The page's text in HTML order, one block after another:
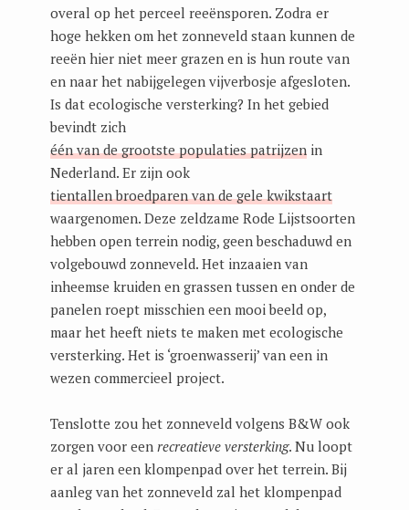
overal op het perceel reeënsporen. Zodra er
hoge hekken om het zonneveld staan kunnen de
reeën hier niet meer grazen en is hun route van
en naar het nabijgelegen vijverbosje afgesloten.
Is dat ecologische versterking? In het gebied
bevindt zich
één van de grootste populaties patrijzen in
Nederland. Er zijn ook
tientallen broedparen van de gele kwikstaart
waargenomen. Deze zeldzame Rode Lijstsoorten
hebben open terrein nodig, geen beschaduwd en
volgebouwd zonneveld. Het inzaaien van
inheemse kruiden en grassen tussen en onder de
panelen roept misschien een mooi beeld op,
maar het heeft niets te maken met ecologische
versterking. Het is ‘groenwasserij’ van een in
wezen commercieel project.
Tenslotte zou het zonneveld volgens B&W ook
zorgen voor een recreatieve versterking. Nu loopt
er al jaren een klompenpad over het terrein. Bij
aanleg van het zonneveld zal het klompenpad